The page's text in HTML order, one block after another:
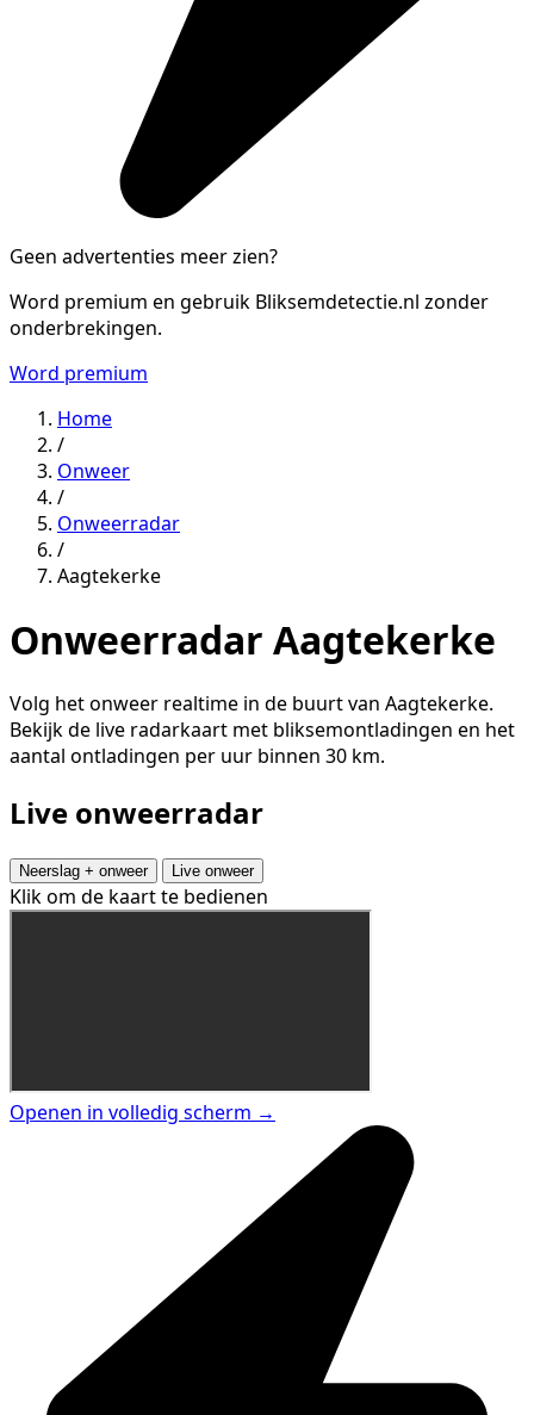
Geen advertenties meer zien?
Word premium en gebruik Bliksemdetectie.nl zonder
onderbrekingen.
Word premium
Home
/
Onweer
/
Onweerradar
/
Aagtekerke
Onweerradar Aagtekerke
Volg het onweer realtime in de buurt van Aagtekerke.
Bekijk de live radarkaart met bliksemontladingen en het
aantal ontladingen per uur binnen 30 km.
Live onweerradar
Neerslag + onweer Live onweer
Klik om de kaart te bedienen
Openen in volledig scherm →